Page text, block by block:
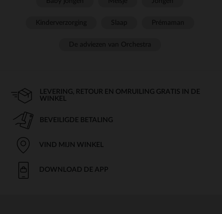
LEVERING, RETOUR EN OMRUILING GRATIS IN DE
WINKEL
BEVEILIGDE BETALING
VIND MIJN WINKEL
DOWNLOAD DE APP